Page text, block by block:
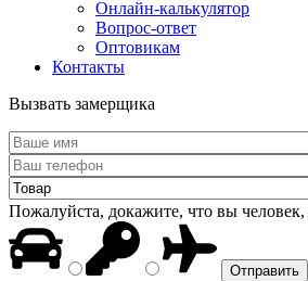
Онлайн-калькулятор
Вопрос-ответ
Оптовикам
Контакты
Вызвать замерщика
Пожалуйста, докажите, что вы